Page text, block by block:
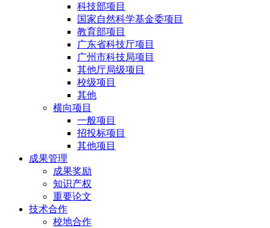
科技部项目
国家自然科学基金委项目
教育部项目
广东省科技厅项目
广州市科技局项目
其他厅局级项目
校级项目
其他
横向项目
一般项目
招投标项目
其他项目
成果管理
成果奖励
知识产权
重要论文
技术合作
校地合作